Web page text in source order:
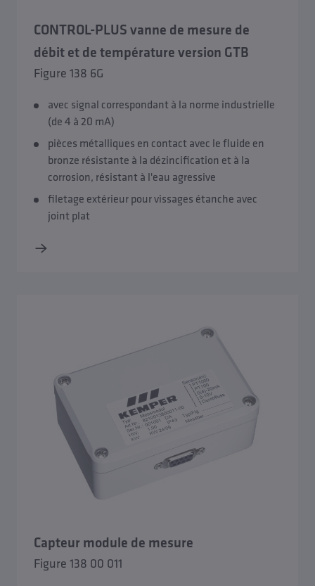
CONTROL-PLUS vanne de mesure de
débit et de température version GTB
Figure 138 6G
avec signal correspondant à la norme industrielle
(de 4 à 20 mA)
pièces métalliques en contact avec le fluide en
bronze résistante à la dézincification et à la
corrosion, résistant à l'eau agressive
filetage extérieur pour vissages étanche avec
joint plat
Capteur module de mesure
Figure 138 00 011